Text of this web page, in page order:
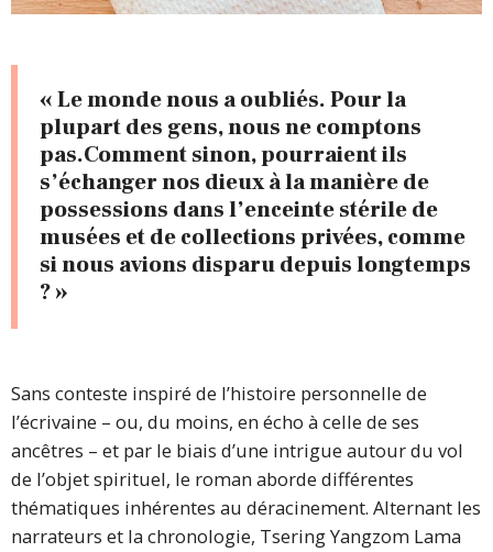
« Le monde nous a oubliés. Pour la
plupart des gens, nous ne comptons
pas.Comment sinon, pourraient ils
s’échanger nos dieux à la manière de
possessions dans l’enceinte stérile de
musées et de collections privées, comme
si nous avions disparu depuis longtemps
? »
Sans conteste inspiré de l’histoire personnelle de
l’écrivaine – ou, du moins, en écho à celle de ses
ancêtres – et par le biais d’une intrigue autour du vol
de l’objet spirituel, le roman aborde différentes
thématiques inhérentes au déracinement. Alternant les
narrateurs et la chronologie, Tsering Yangzom Lama